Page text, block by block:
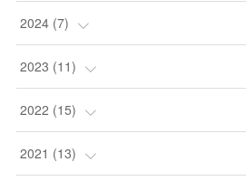
(1
( 1)
( 1)
2024 (7)
( 1)
( 1)
(1)
2023 (11)
(1)
(2)
2022 (15)
(5)
2021 (13)